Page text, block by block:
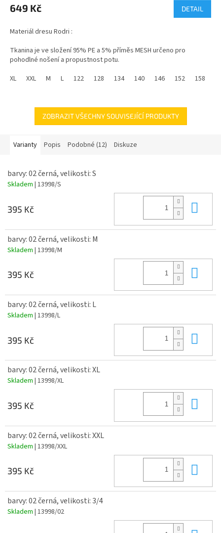
produktu
je
z
hvězdiček.
649 Kč DETAIL
Materiál dresu Rodri :
Tkanina je ve složení 95% PE a 5% příměs MESH určeno pro
pohodlné nošení a propustnost potu.
Dres Rodri Španělsko je ikonickým kouskem, který reprezentuje
XL XXL M L 122 128 134 140 146 152 158
ZOBRAZIT VŠECHNY SOUVISEJÍCÍ PRODUKTY
Varianty Popis Podobné (12) Diskuze
barvy: 02 černá, velikosti: S
Skladem | 13998/S
395 Kč
barvy: 02 černá, velikosti: M
Skladem | 13998/M
395 Kč
barvy: 02 černá, velikosti: L
Skladem | 13998/L
395 Kč
barvy: 02 černá, velikosti: XL
Skladem | 13998/XL
395 Kč
barvy: 02 černá, velikosti: XXL
Skladem | 13998/XXL
395 Kč
barvy: 02 černá, velikosti: 3/4
Skladem | 13998/02